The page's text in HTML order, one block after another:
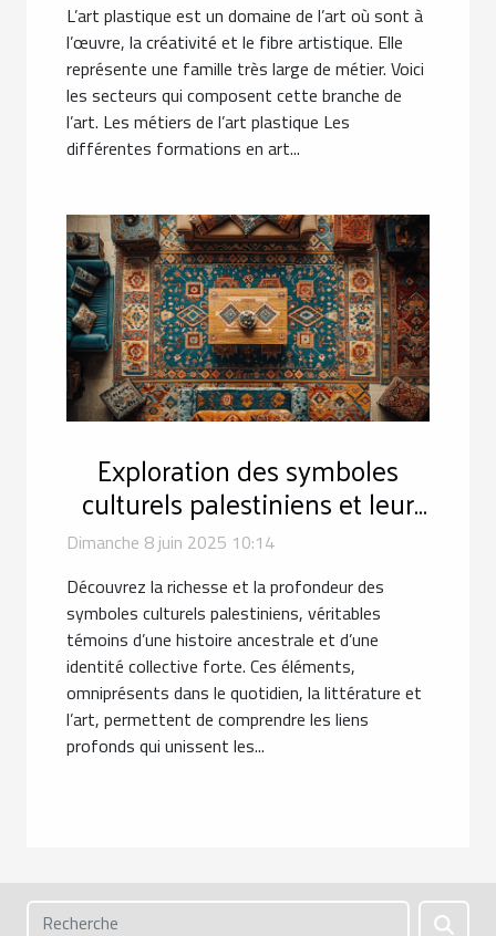
L’art plastique est un domaine de l’art où sont à
l’œuvre, la créativité et le fibre artistique. Elle
représente une famille très large de métier. Voici
les secteurs qui composent cette branche de
l’art. Les métiers de l’art plastique Les
différentes formations en art...
Exploration des symboles
culturels palestiniens et leur
importance
Dimanche 8 juin 2025 10:14
Découvrez la richesse et la profondeur des
symboles culturels palestiniens, véritables
témoins d’une histoire ancestrale et d’une
identité collective forte. Ces éléments,
omniprésents dans le quotidien, la littérature et
l’art, permettent de comprendre les liens
profonds qui unissent les...